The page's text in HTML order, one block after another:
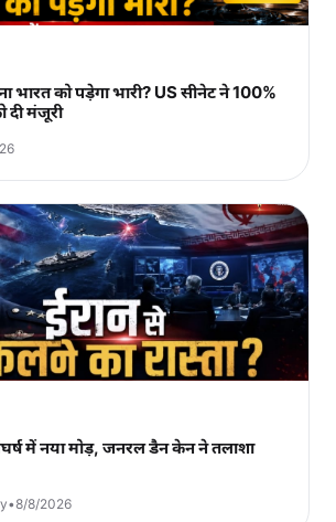
भारत को पड़ेगा भारी? US सीनेट ने 100%
दी मंजूरी
में नया मोड़, जनरल डैन केन ने तलाशा
•8/8/2026